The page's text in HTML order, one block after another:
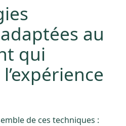
au
qui
de ces techniques :